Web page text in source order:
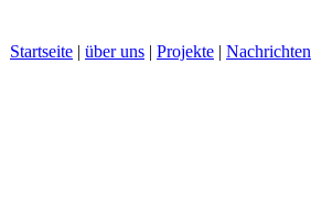
Startseite | über uns | Projekte | Nachrichten